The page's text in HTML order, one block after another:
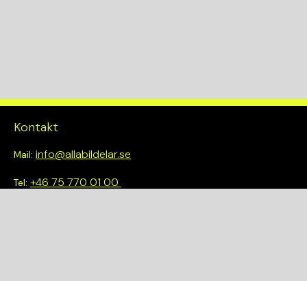
Kontakt
Mail: info@allabildelar.se
Tel: +46 75 770 01 00